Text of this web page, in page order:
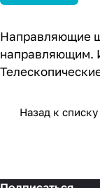
Направляющие
направляющим.
Назад к списку